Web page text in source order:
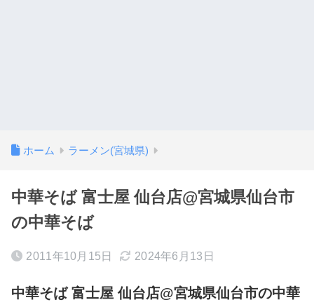
ホーム ラーメン(宮城県)
中華そば 富士屋 仙台店@宮城県仙台市
の中華そば
2011年10月15日 2024年6月13日
中華そば 富士屋 仙台店@宮城県仙台市の中華